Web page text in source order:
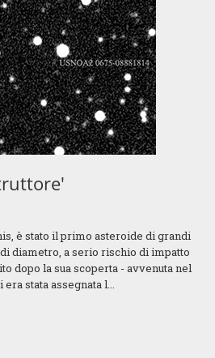
è stato il primo asteroide di grandi
diametro, a serio rischio di impatto
dopo la sua scoperta - avvenuta nel
stata assegnata l...